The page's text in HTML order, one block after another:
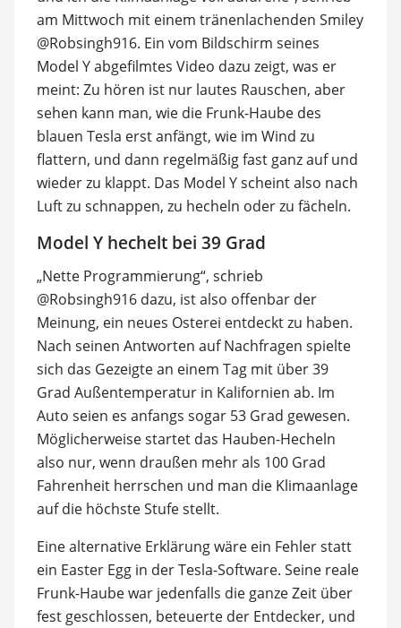
am Mittwoch mit einem tränenlachenden Smiley
@Robsingh916. Ein vom Bildschirm seines
Model Y abgefilmtes Video dazu zeigt, was er
meint: Zu hören ist nur lautes Rauschen, aber
sehen kann man, wie die Frunk-Haube des
blauen Tesla erst anfängt, wie im Wind zu
flattern, und dann regelmäßig fast ganz auf und
wieder zu klappt. Das Model Y scheint also nach
Luft zu schnappen, zu hecheln oder zu fächeln.
Model Y hechelt bei 39 Grad
„Nette Programmierung“, schrieb
@Robsingh916 dazu, ist also offenbar der
Meinung, ein neues Osterei entdeckt zu haben.
Nach seinen Antworten auf Nachfragen spielte
sich das Gezeigte an einem Tag mit über 39
Grad Außentemperatur in Kalifornien ab. Im
Auto seien es anfangs sogar 53 Grad gewesen.
Möglicherweise startet das Hauben-Hecheln
also nur, wenn draußen mehr als 100 Grad
Fahrenheit herrschen und man die Klimaanlage
auf die höchste Stufe stellt.
Eine alternative Erklärung wäre ein Fehler statt
ein Easter Egg in der Tesla-Software. Seine reale
Frunk-Haube war jedenfalls die ganze Zeit über
fest geschlossen, beteuerte der Entdecker, und